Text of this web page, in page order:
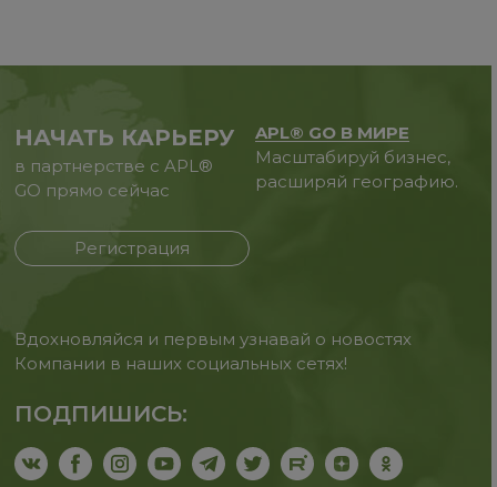
НАЧАТЬ КАРЬЕРУ
в партнерстве с APL®
GO прямо сейчас
Регистрация
APL® GO В МИРЕ
Масштабируй бизнес,
расширяй географию.
Вдохновляйся и первым узнавай о новостях
Компании в наших социальных сетях!
ПОДПИШИСЬ: